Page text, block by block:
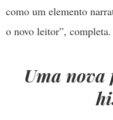
como um elemento
o novo leitor”, completa.
Uma